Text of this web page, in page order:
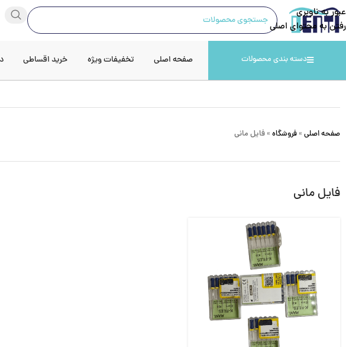
عبور به ناوبری
رفتن به محتوای اصلی
دسته بندی محصولات صفحه اصلی تخفیفات ویژه خرید اقساطی
صفحه اصلی » فروشگاه » فایل مانی
فایل مانی